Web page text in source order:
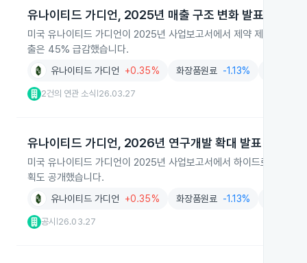
유나이티드 가디언, 2025년 매출 구조 변화 발표
미국 유나이티드 가디언이 2025년 사업보고서에서 제약 제품
출은 45% 급감했습니다.
유나이티드 가디언 +0.35% 화장품원료 -1.13%
2건의 연관 소식 26.03.27
유나이티드 가디언, 2026년 연구개발 확대 발표
미국 유나이티드 가디언이 2025년 사업보고서에서 하이드로겔 화
획도 공개했습니다.
유나이티드 가디언 +0.35% 화장품원료 -1.13%
공시 26.03.27